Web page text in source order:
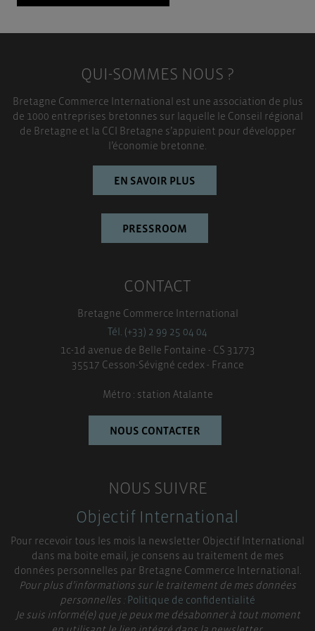
QUI-SOMMES NOUS ?
Bretagne Commerce International est une association de plus
de 1000 entreprises bretonnes sur laquelle le Conseil régional
de Bretagne et la CCI Bretagne s’appuient pour développer
l’économie bretonne.
EN SAVOIR PLUS
PRESSROOM
CONTACT
Bretagne Commerce International
Tél. (+33) 2 99 25 04 04
1c-1d avenue de Belle Fontaine - CS 31773
35517 Cesson-Sévigné cedex - France
Métro : station Atalante
NOUS CONTACTER
NOUS SUIVRE
Objectif International
Pour recevoir tous les mois la newsletter Objectif International
dans ma boite email, je consens au traitement de mes
données personnelles par Bretagne Commerce International.
Pour plus d’informations sur le traitement de mes données
personnelles :Politique de confidentialité
Je suis informé(e) que je peux me désabonner à tout moment